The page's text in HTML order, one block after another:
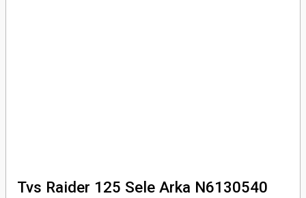
Tvs Raider 125 Sele Arka N6130540